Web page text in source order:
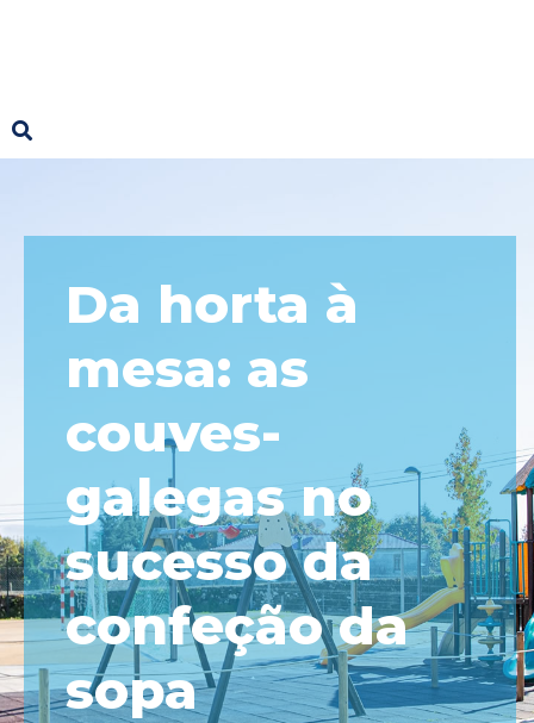
Da horta à
mesa: as
couves-
galegas no
sucesso da
confeção da
sopa